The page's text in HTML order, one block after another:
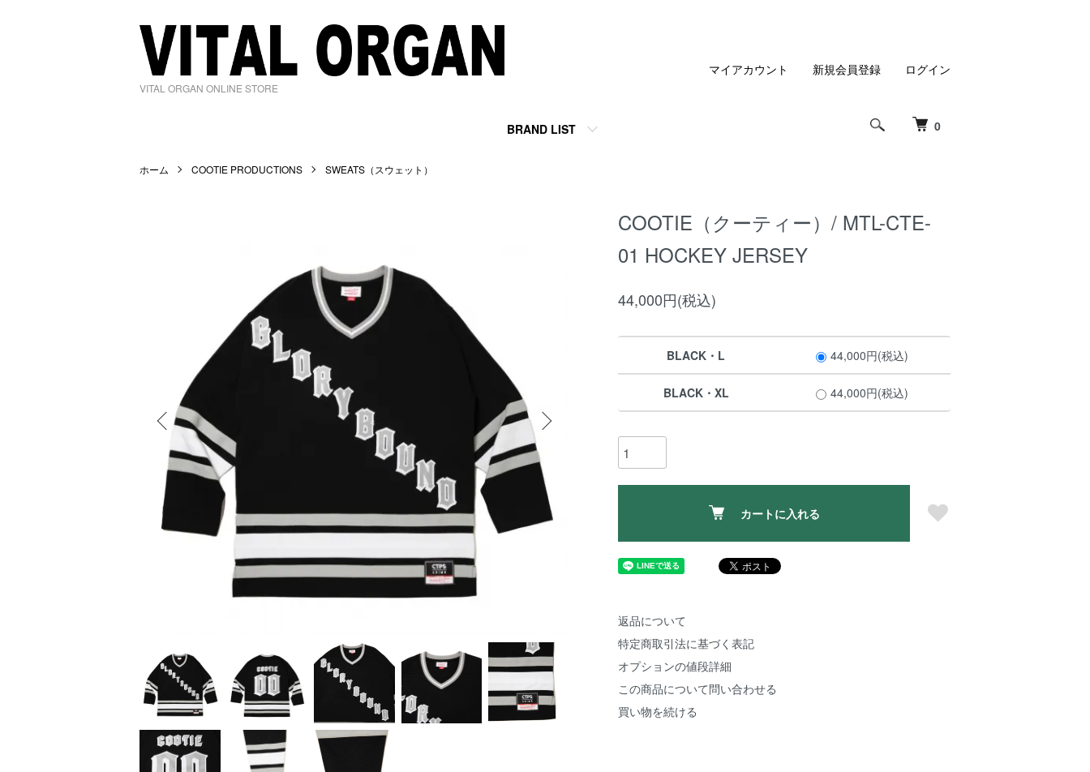
VITAL ORGAN ONLINE STORE
0
BRAND LIST
マイアカウント 新規会員登録 ログイン
ホーム COOTIE PRODUCTIONS SWEATS（スウェット）
COOTIE（クーティー）/ MTL-CTE-
01 HOCKEY JERSEY
44,000円(税込)
BLACK・L 44,000円(税込)
BLACK・XL 44,000円(税込)
カートに入れる
返品について
特定商取引法に基づく表記
オプションの値段詳細
この商品について問い合わせる
買い物を続ける